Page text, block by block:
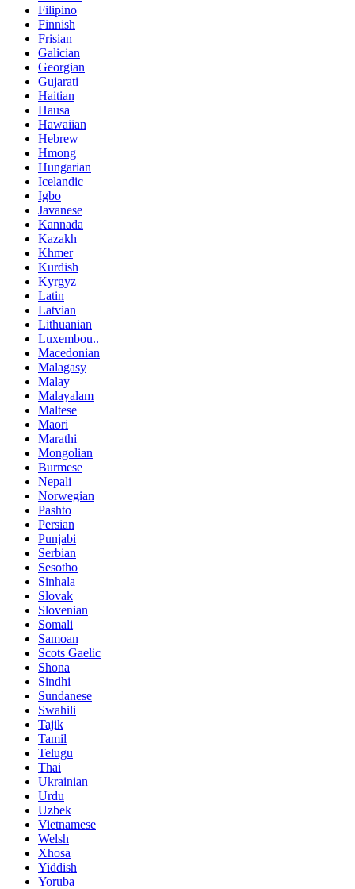
Filipino
Finnish
Frisian
Galician
Georgian
Gujarati
Haitian
Hausa
Hawaiian
Hebrew
Hmong
Hungarian
Icelandic
Igbo
Javanese
Kannada
Kazakh
Khmer
Kurdish
Kyrgyz
Latin
Latvian
Lithuanian
Luxembou..
Macedonian
Malagasy
Malay
Malayalam
Maltese
Maori
Marathi
Mongolian
Burmese
Nepali
Norwegian
Pashto
Persian
Punjabi
Serbian
Sesotho
Sinhala
Slovak
Slovenian
Somali
Samoan
Scots Gaelic
Shona
Sindhi
Sundanese
Swahili
Tajik
Tamil
Telugu
Thai
Ukrainian
Urdu
Uzbek
Vietnamese
Welsh
Xhosa
Yiddish
Yoruba